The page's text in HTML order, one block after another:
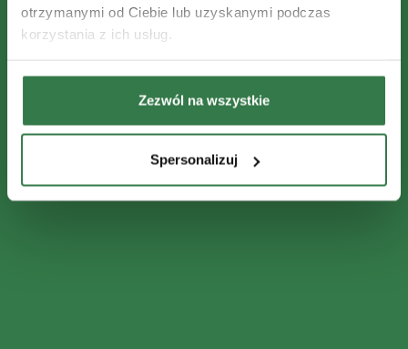
otrzymanymi od Ciebie lub uzyskanymi podczas
korzystania z ich usług.
Zezwól na wszystkie
Spersonalizuj